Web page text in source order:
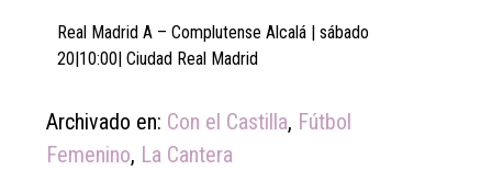
Real Madrid A – Complutense Alcalá | sábado
20|10:00| Ciudad Real Madrid
Archivado en: Con el Castilla, Fútbol
Femenino, La Cantera